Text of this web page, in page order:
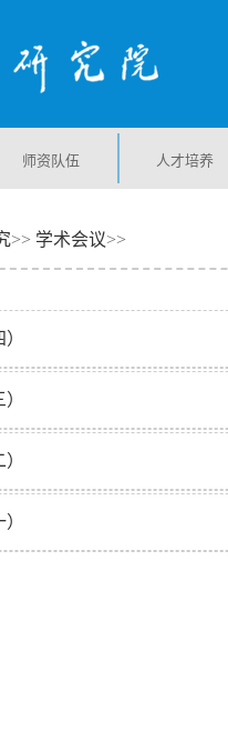
师资队伍 人才培养
>> 学术会议>>